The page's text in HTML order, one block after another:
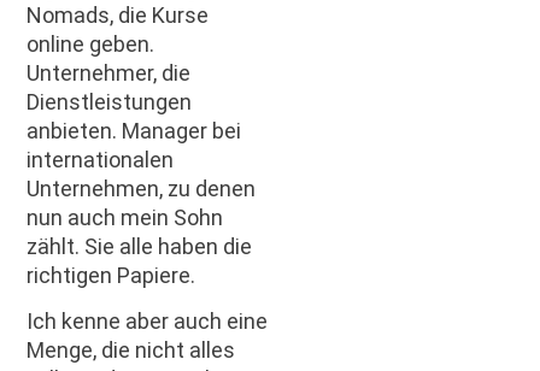
Nomads, die Kurse
online geben.
Unternehmer, die
Dienstleistungen
anbieten. Manager bei
internationalen
Unternehmen, zu denen
nun auch mein Sohn
zählt. Sie alle haben die
richtigen Papiere.
Ich kenne aber auch eine
Menge, die nicht alles